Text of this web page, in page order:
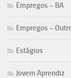
Empregos – BA
Empregos –
Estágios
Jovem Aprendiz